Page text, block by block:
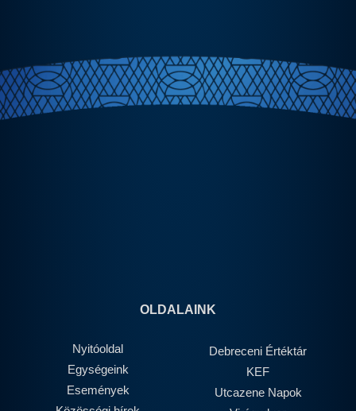
OLDALAINK
Nyitóoldal
Egységeink
Események
Debreceni Értéktár
KEF
Utcazene Napok